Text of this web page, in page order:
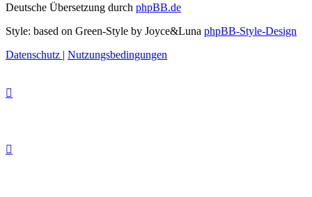
Deutsche Übersetzung durch phpBB.de
Style: based on Green-Style by Joyce&Luna phpBB-Style-Design
Datenschutz | Nutzungsbedingungen